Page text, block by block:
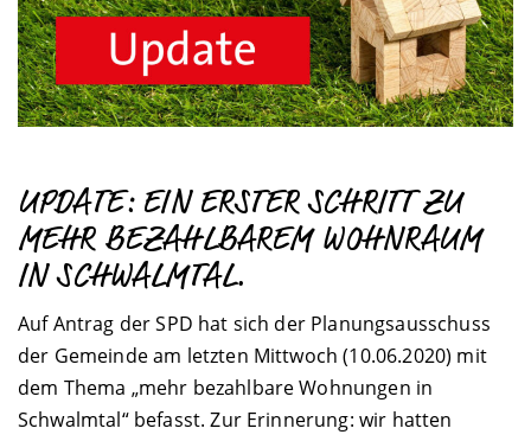
UPDATE: EIN ERSTER SCHRITT ZU
MEHR BEZAHLBAREM WOHNRAUM
IN SCHWALMTAL.
Auf Antrag der SPD hat sich der Planungsausschuss
der Gemeinde am letzten Mittwoch (10.06.2020) mit
dem Thema „mehr bezahlbare Wohnungen in
Schwalmtal“ befasst. Zur Erinnerung: wir hatten